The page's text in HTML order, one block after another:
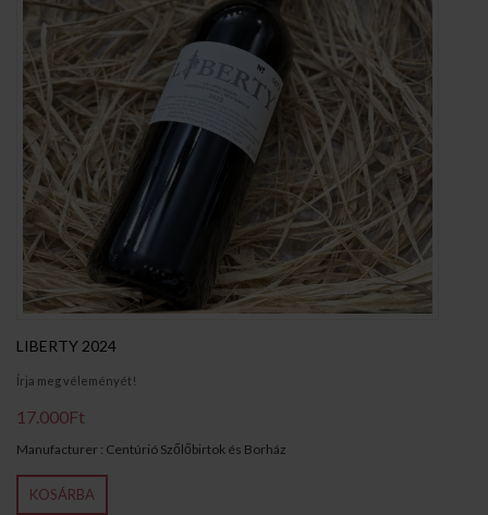
LIBERTY 2024
Írja meg véleményét!
17.000Ft
Manufacturer : Centúrió Szőlőbirtok és Borház
KOSÁRBA